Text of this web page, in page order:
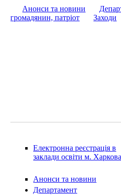
Анонси та новини
громадянин, патріот
Заходи
Електронна реєстрація в
заклади освіти м. Харкова
Анонси та новини
Департамент